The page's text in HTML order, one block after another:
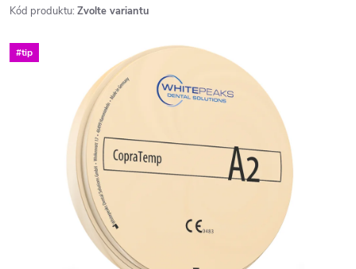
Kód produktu: Zvolte variantu
#tip